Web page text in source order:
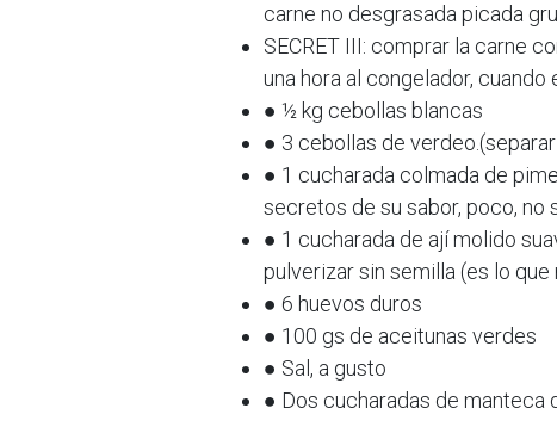
carne no desgrasada picada
SECRET III: comprar la carne
una hora al congelador,
● ½ kg cebollas blancas
● 3 cebollas de
● 1 cucharada colmada de
secretos de su sabor, poco, no
● 1 cucharada de ají molido
pulverizar sin semilla (es lo
● 6 huevos duros
● 100 gs de aceitunas verdes
● Sal, a gusto
● Dos cucharadas de manteca